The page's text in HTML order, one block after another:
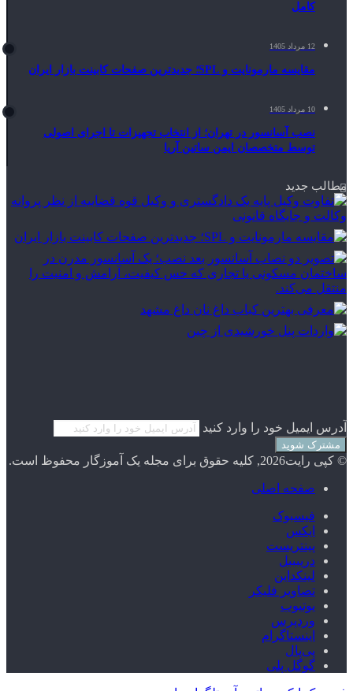
کامل
12 مرداد 1405
مقایسه مارمونایت و SPL؛ جدیدترین صفحات کابینت بازار ایران
10 مرداد 1405
نصب آسانسور در تهران؛ از انتخاب تجهیزات تا اجرای اصولی
توسط متخصصان ایمن ساتین آریا
مطالب جدید
آدرس ایمیل خود را وارد کنید
© کپی رایت2026, کلیه حقوق برای مجله یک آموزگار محفوظ است.
صفحه اصلی
فیسبوک
ایکس
پینتریست
دریبببل
لینکداین
تصاویر فلیکر
یوتیوب
وردپرس
اینستاگرام
پی‌پال
گوگل پلی